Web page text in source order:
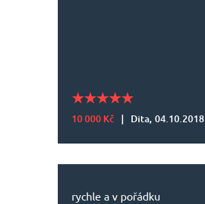
10 000 Kč | Dita, 04.10.2018
rychle a v pořádku